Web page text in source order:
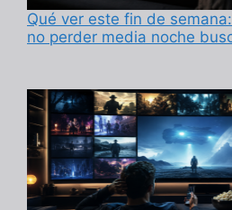
Qué ver este fin de
no perder media noche